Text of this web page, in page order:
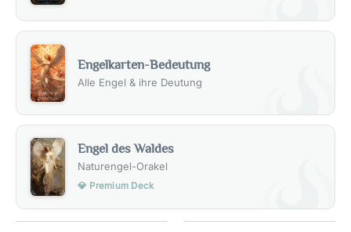
Engelkarten-Bedeutung
Alle Engel & ihre Deutung
Engel des Waldes
Naturengel-Orakel
💎 Premium Deck